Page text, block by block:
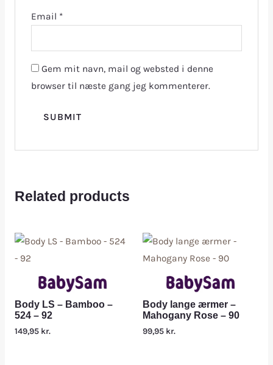
Email *
Gem mit navn, mail og websted i denne
browser til næste gang jeg kommenterer.
Related products
Body LS – Bamboo –
524 – 92
149,95 kr.
Body lange ærmer –
Mahogany Rose – 90
99,95 kr.